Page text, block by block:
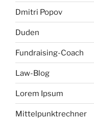
Dmitri Popov
Duden
Fundraising-Coach
Law-Blog
Lorem Ipsum
Mittelpunktrechner